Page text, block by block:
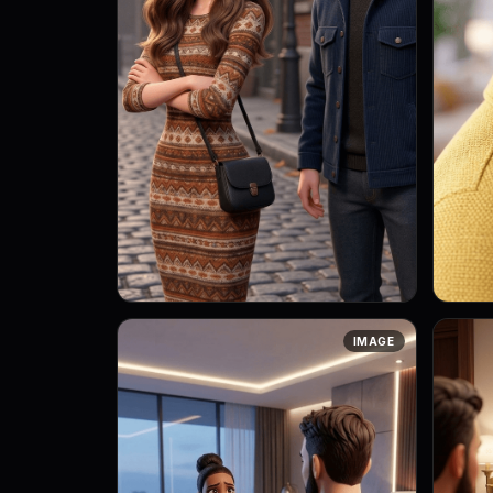
Маркуса, ее взгляд устремлен куда-то
в сторону. Она выглядит раздраже...
Art
освещением.
его
Ег...
IMAGE